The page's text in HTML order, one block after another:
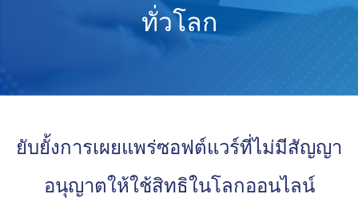
ทั่วโลก
ยับยั้งการเผยแพร่ซอฟต์แวร์ที่ไม่มีสัญญา
อนุญาตให้ใช้สิทธิในโลกออนไลน์